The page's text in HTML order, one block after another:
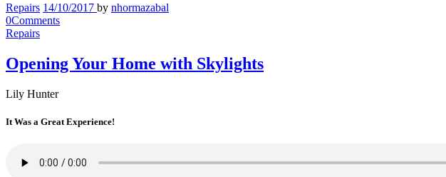
Repairs 14/10/2017 by nhormazabal
0Comments
Repairs
Opening Your Home with Skylights
Lily Hunter
It Was a Great Experience!